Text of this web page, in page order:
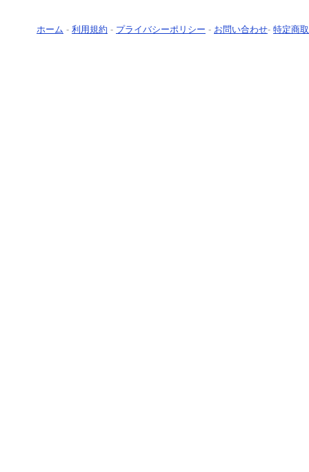
ホーム - 利用規約 - プライバシーポリシー - お問い合わせ- 特定商